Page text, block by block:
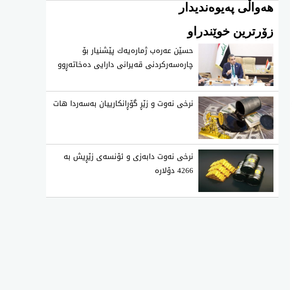
هەواڵی پەیوەندیدار
زۆرترین خوێندراو
حسێن عه‌ره‌ب ژماره‌یه‌ك پێشنیار بۆ
چاره‌سه‌ركردنی‌ قه‌یرانی‌ دارایی ده‌خاته‌ڕوو
نرخی نه‌وت و زێڕ گۆڕانكارییان به‌سه‌ردا هات
نرخی نەوت دابەزی و ئۆنسەی زێڕیش بە
4266 دۆلارە